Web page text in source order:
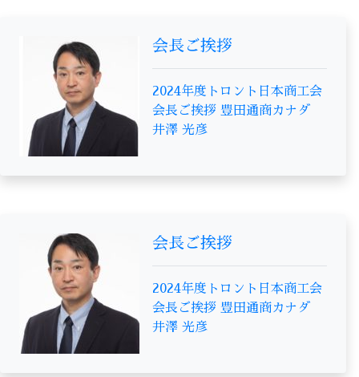
会長ご挨拶
2024年度トロント日本商工会
会長ご挨拶 豊田通商カナダ
井澤 光彦
会長ご挨拶
2024年度トロント日本商工会
会長ご挨拶 豊田通商カナダ
井澤 光彦